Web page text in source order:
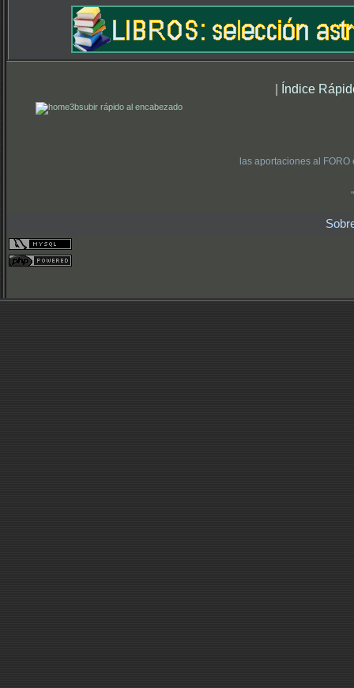
| Índice
subir rápido al encabezado
las aportaciones al